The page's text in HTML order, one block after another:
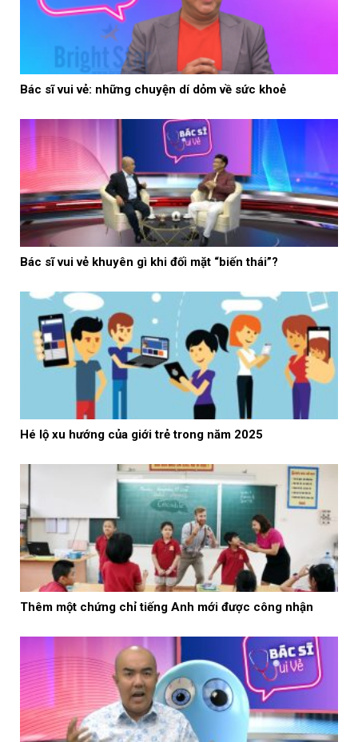
Bác sĩ vui vẻ: những chuyện dí dỏm về sức khoẻ
Bác sĩ vui vẻ khuyên gì khi đối mặt “biến thái”?
Hé lộ xu hướng của giới trẻ trong năm 2025
Thêm một chứng chỉ tiếng Anh mới được công nhận